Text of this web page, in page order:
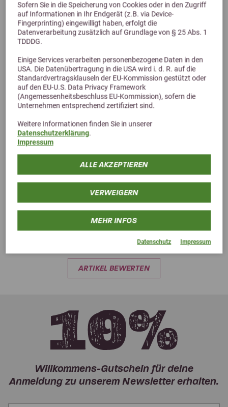
Sofern Sie in die Speicherung von Cookies oder in den Zugriff
auf Informationen in Ihr Endgerät (z.B. via Device-
Fingerprinting) eingewilligt haben, erfolgt die
Datenverarbeitung zusätzlich auf Grundlage von § 25 Abs. 1
TDDDG.
Einige Services verarbeiten personenbezogene Daten in den
USA. Die Datenübertragung in die USA wird i. d. R. auf die
Standardvertragsklauseln der EU-Kommission gestützt oder
auf den EU-U.S. Data Privacy Framework
(Angemessenheitsbeschluss EU-Kommission), sofern die
Unternehmen entsprechend zertifiziert sind.
Weitere Informationen finden Sie in unserer
Datenschutzerklärung.
Impressum
ALLE AKZEPTIEREN
VERWEIGERN
MEHR INFOS
Datenschutz Impressum
Pavo GastriCover
Kann die Regeneration der Magenwand und Magenschleimhaut
fördern
ab 80,94 €
Previous
Kundenbewertungen
ARTIKEL BEWERTEN
Willkommens-Gutschein für deine
Anmeldung zu unserem Newsletter erhalten.